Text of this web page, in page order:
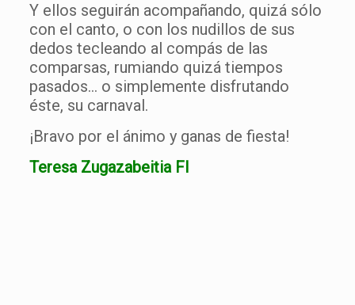
Y ellos seguirán acompañando, quizá sólo
con el canto, o con los nudillos de sus
dedos tecleando al compás de las
comparsas, rumiando quizá tiempos
pasados… o simplemente disfrutando
éste, su carnaval.
¡Bravo por el ánimo y ganas de fiesta!
Teresa Zugazabeitia FI